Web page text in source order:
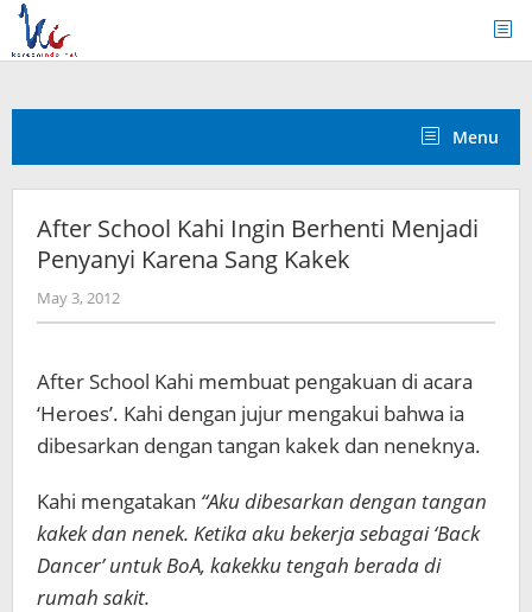
Skip
content
Menu
After School Kahi Ingin Berhenti Menjadi
Penyanyi Karena Sang Kakek
May 3, 2012by
Koreanindo
After School Kahi membuat pengakuan di acara
‘Heroes’. Kahi dengan jujur mengakui bahwa ia
dibesarkan dengan tangan kakek dan neneknya.
Kahi mengatakan “Aku dibesarkan dengan tangan
kakek dan nenek. Ketika aku bekerja sebagai ‘Back
Dancer’ untuk BoA, kakekku tengah berada di
rumah sakit.